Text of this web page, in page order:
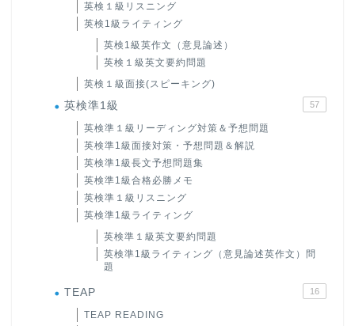
英検１級リスニング
英検1級ライティング
英検1級英作文（意見論述）
英検１級英文要約問題
英検１級面接(スピーキング)
英検準1級 57
英検準１級リーディング対策＆予想問題
英検準1級面接対策・予想問題＆解説
英検準1級長文予想問題集
英検準1級合格必勝メモ
英検準１級リスニング
英検準1級ライティング
英検準１級英文要約問題
英検準1級ライティング（意見論述英作文）問
題
TEAP 16
TEAP READING